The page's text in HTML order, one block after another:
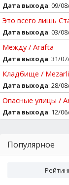
Дата выхода: 09/
Это всего лишь
Дата выхода: 03/
Между / Arafta
Дата выхода: 31/
Кладбище /
Дата выхода: 28/
Опасные улицы /
Дата выхода: 12/
Популярное